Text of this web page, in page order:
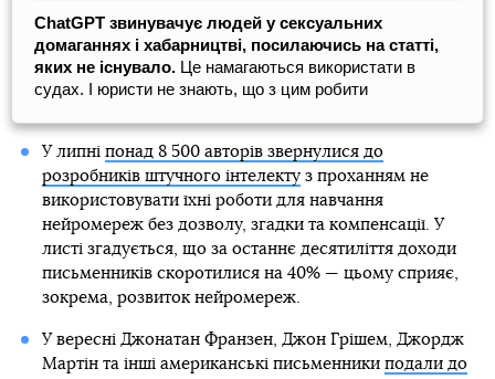
ChatGPT звинувачує людей у сексуальних
домаганнях і хабарництві, посилаючись на статті,
яких не існувало. Це намагаються використати в
судах. І юристи не знають, що з цим робити
У липні понад 8 500 авторів звернулися до
розробників штучного інтелектуз проханням не
використовувати їхні роботи для навчання
нейромереж без дозволу, згадки та компенсації. У
листі згадується, що за останнє десятиліття доходи
письменників скоротилися на 40% — цьому сприяє,
зокрема, розвиток нейромереж.
У вересні Джонатан Франзен, Джон Грішем, Джордж
Мартін та інші американські письменники подали до